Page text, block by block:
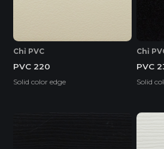
Chỉ PVC
PVC 220
Solid color edge
Chỉ
PVC
Solid